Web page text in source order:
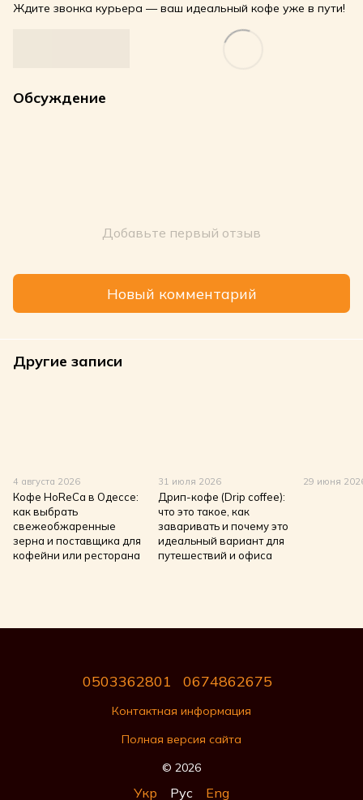
Ждите звонка курьера — ваш идеальный кофе уже в пути!
Обсуждение
Добавьте первый отзыв
Новый комментарий
Другие записи
4 августа 2026
Кофе HoReCa в Одессе:
как выбрать
свежеобжаренные
зерна и поставщика для
кофейни или ресторана
31 июля 2026
Дрип-кофе (Drip coffee):
что это такое, как
заваривать и почему это
идеальный вариант для
путешествий и офиса
29 июня
0503362801 0674862675
Контактная информация
Полная версия сайта
© 2026
Укр Рус Eng